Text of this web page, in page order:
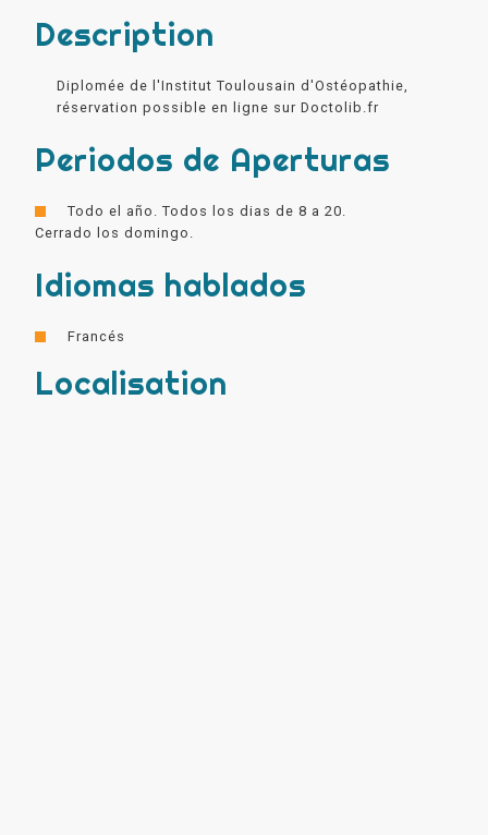
Description
Diplomée de l'Institut Toulousain d'Ostéopathie,
réservation possible en ligne sur Doctolib.fr
Periodos de Aperturas
Todo el año. Todos los dias de 8 a 20.
Cerrado los domingo.
Idiomas hablados
Francés
Localisation